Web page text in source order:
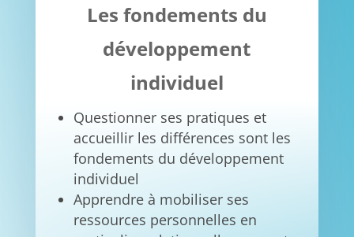
Les fondements du
développement
individuel
Questionner ses pratiques et
accueillir les différences sont les
fondements du développement
individuel
Apprendre à mobiliser ses
ressources personnelles en